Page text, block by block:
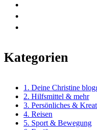
Kategorien
1. Deine Christine
2. Hilfsmittel & mehr
3. Persönliches &
4. Reisen
5. Sport & Bewegung